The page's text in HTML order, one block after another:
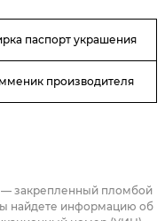
паспорт украшения
производителя
— закрепленный пломбой
найдете информацию об